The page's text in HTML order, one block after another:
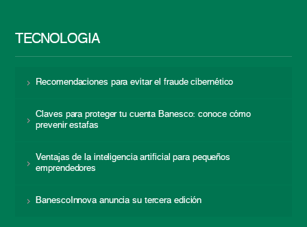
TECNOLOGÍA
Recomendaciones para evitar el fraude cibernético
Claves para proteger tu cuenta Banesco: conoce cómo
prevenir estafas
Ventajas de la inteligencia artificial para pequeños
emprendedores
BanescoInnova anuncia su tercera edición